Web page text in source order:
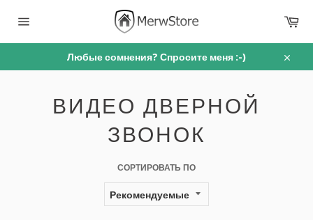
по
Любые сомнения? Спросите меня :-)
ВИДЕО ДВЕРНОЙ
ЗВОНОК
СОРТИРОВАТЬ ПО